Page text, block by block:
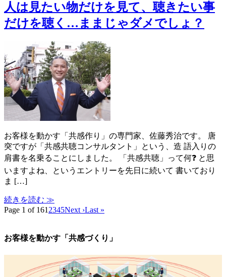
人は見たい物だけを見て、聴きたい事
だけを聴く…ままじゃダメでしょ？
お客様を動かす「共感作り」の専門家、佐藤秀治です。 唐
突ですが「共感共聴コンサルタント」という、造 語入りの
肩書を名乗ることにしました。 「共感共聴」って何❓ と思
いますよね、というエントリーを先日に続いて 書いており
ま […]
続きを読む ≫
Page 1 of 161 2345Next ›Last »
お客様を動かす「共感づくり」